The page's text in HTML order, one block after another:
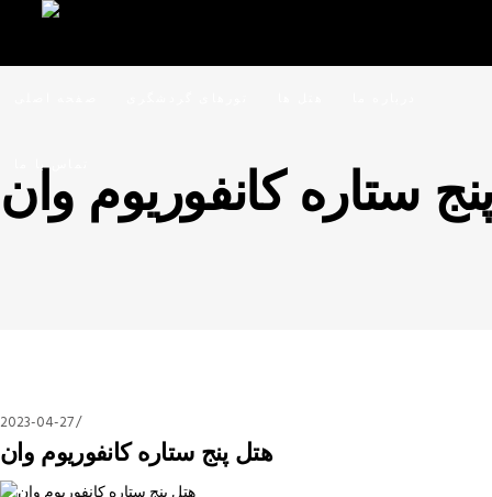
تماس با ما
ستاره کانفوریوم وان
2023-04-27
هتل پنج ستاره کانفوریوم وان